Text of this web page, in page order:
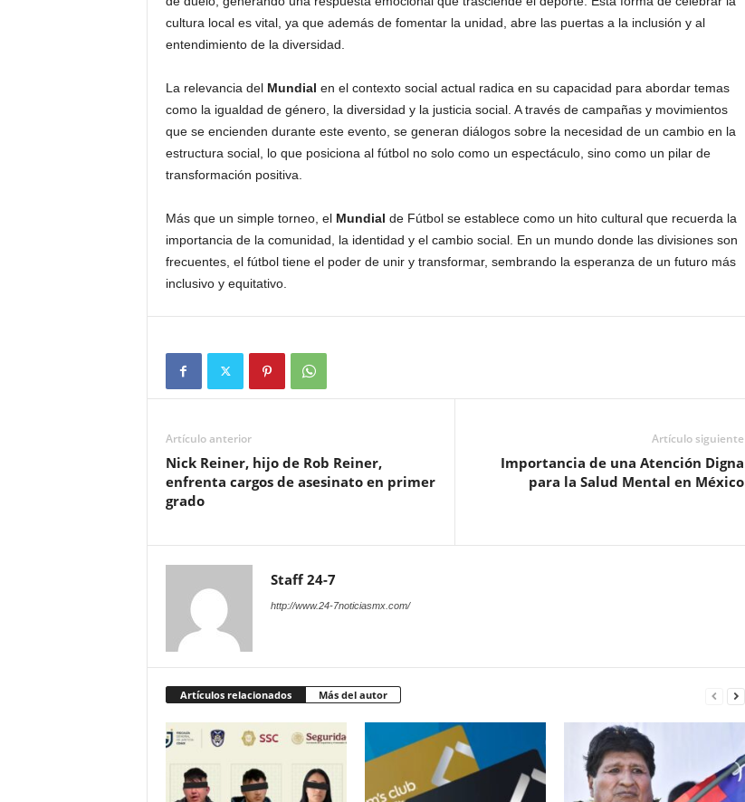
cultura local es vital, ya que además de fomentar la unidad, abre las puertas a la inclusión y al
entendimiento de la diversidad.
La relevancia del Mundial en el contexto social actual radica en su capacidad para abordar temas
como la igualdad de género, la diversidad y la justicia social. A través de campañas y movimientos
que se encienden durante este evento, se generan diálogos sobre la necesidad de un cambio en la
estructura social, lo que posiciona al fútbol no solo como un espectáculo, sino como un pilar de
transformación positiva.
Más que un simple torneo, el Mundial de Fútbol se establece como un hito cultural que recuerda la
importancia de la comunidad, la identidad y el cambio social. En un mundo donde las divisiones son
frecuentes, el fútbol tiene el poder de unir y transformar, sembrando la esperanza de un futuro más
inclusivo y equitativo.
Artículo anterior
Nick Reiner, hijo de Rob Reiner,
enfrenta cargos de asesinato en primer
grado
Artículo siguiente
Importancia de una Atención Digna
para la Salud Mental en México
Staff 24-7
http://www.24-7noticiasmx.com/
Artículos relacionados Más del autor